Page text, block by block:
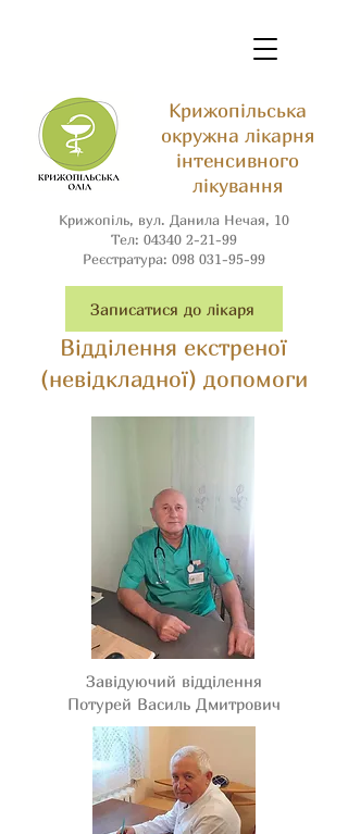
Крижопільська
окружна лікарня
інтенсивного
лікування
Крижопіль, вул. Данила Нечая, 10
Тел: 04340 2-21-99
Реєстратура: 098 031-95-99
Записатися до лікаря
Відділення екстреної
(невідкладної) допомоги
Завідуючий відділення
Потурей Василь Дмитрович